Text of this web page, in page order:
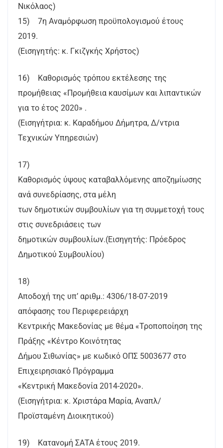
Νικόλαος)
15) 7η Αναμόρφωση προϋπολογισμού έτους
2019.
(Εισηγητής: κ. Γκιζγκής Χρήστος)
16) Καθορισμός τρόπου εκτέλεσης της
προμήθειας «Προμήθεια καυσίμων και λιπαντικών
για το έτος 2020» .
(Εισηγήτρια: κ. Καραδήμου Δήμητρα, Δ/ντρια
Τεχνικών Υπηρεσιών)
17)
Καθορισμός ύψους καταβαλλόμενης αποζημίωσης
ανά συνεδρίασης, στα μέλη
των δημοτικών συμβουλίων για τη συμμετοχή τους
στις συνεδριάσεις των
δημοτικών συμβουλίων.(Εισηγητής: Πρόεδρος
Δημοτικού Συμβουλίου)
18)
Αποδοχή της υπ’ αριθμ.: 4306/18-07-2019
απόφασης του Περιφερειάρχη
Κεντρικής Μακεδονίας με θέμα «Τροποποίηση της
Πράξης «Κέντρο Κοινότητας
Δήμου Σιθωνίας» με κωδικό ΟΠΣ 5003677 στο
Επιχειρησιακό Πρόγραμμα
«Κεντρική Μακεδονία 2014-2020».
(Εισηγήτρια: κ. Χριστάρα Μαρία, Αναπλ/
Προϊσταμένη Διοικητικού)
19) Κατανομή ΣΑΤΑ έτους 2019.